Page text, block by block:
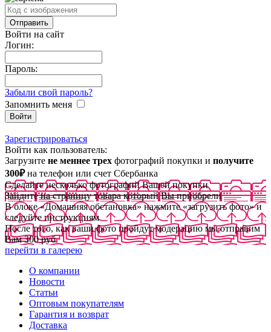
Войти на сайт
Логин:
Пароль:
Забыли свой пароль?
Запомнить меня
Зарегистрироваться
Войти как пользователь:
Загрузите не меннее трех фотографий покупки и получите
300₽на телефон или счет Сбербанка
Сделайте несколько фотографий Вашей покупки
Зайдите на страницу товара который Вы приобрели
В блоке «Домашняя обстановка» нажмите «загрузить фото» и
следуйте инструкциям
После того, как ваши фото пройдут модерацию мы отправим
Вам 300 руб
перейти в галерею
О компании
Новости
Статьи
Оптовым покупателям
Гарантия и возврат
Доставка